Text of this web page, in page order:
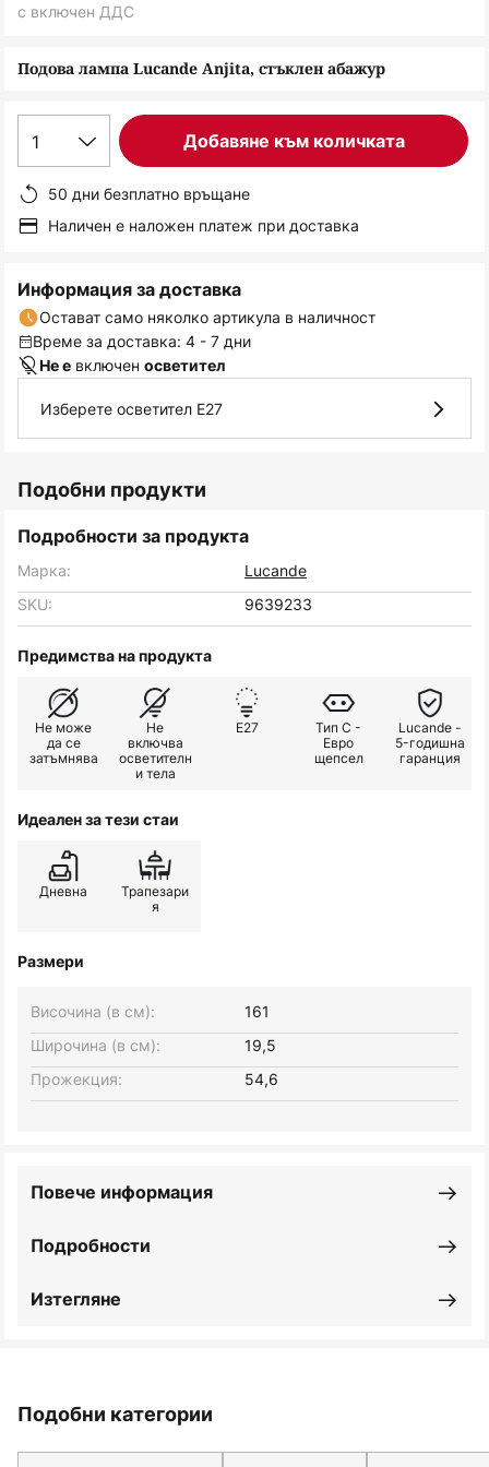
снимки
Подова лампа Lucande Anjita, стъклен абажур
с включен ДДС
1 Добавяне към количката
50 дни безплатно връщане
Наличен е наложен платеж при доставка
Информация за доставка
Остават само няколко артикула в наличност
Време за доставка: 4 - 7 дни
Не е включен осветител
Изберете осветител E27
Подобни продукти
Подробности за продукта
Марка:
Lucande
SKU:
9639233
Предимства на продукта
Не може
да се
затъмнява
Не
включва
осветителн
и тела
E27
Тип C -
Евро
щепсел
Lucande -
5-годишна
гаранция
Идеален за тези стаи
Дневна
Трапезари
я
Размери
Широчина (в см): 19,5
Височина (в см): 161
Прожекция: 54,6
Подробности
Повече информация
Изтегляне
Подобни категории